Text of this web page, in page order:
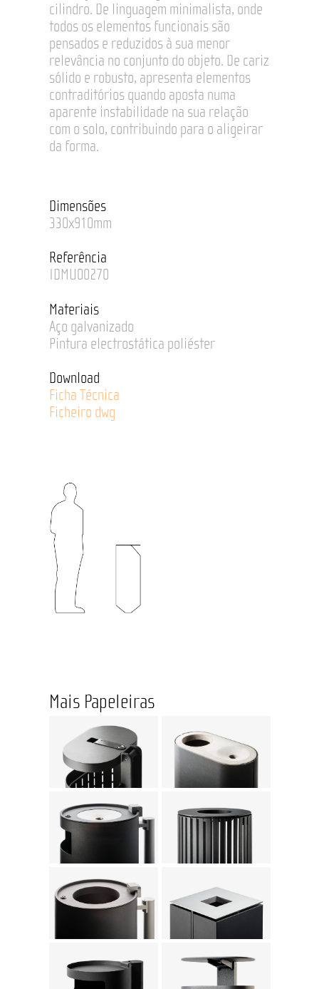
cilindro. De linguagem minimalista, onde
todos os elementos funcionais são
pensados e reduzidos à sua menor
relevância no conjunto do objeto. De cariz
sólido e robusto, apresenta elementos
contraditórios quando aposta numa
aparente instabilidade na sua relação
com o solo, contribuindo para o aligeirar
da forma.
Dimensões
330x910mm
Referência
IDMU00270
Materiais
Aço galvanizado
Pintura electrostática poliéster
Download
Ficha Técnica
Ficheiro dwg
Mais Papeleiras